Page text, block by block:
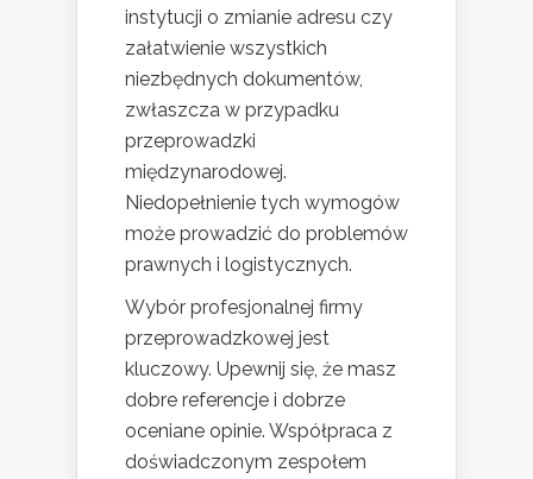
instytucji o zmianie adresu czy
załatwienie wszystkich
niezbędnych dokumentów,
zwłaszcza w przypadku
przeprowadzki
międzynarodowej.
Niedopełnienie tych wymogów
może prowadzić do problemów
prawnych i logistycznych.
Wybór profesjonalnej firmy
przeprowadzkowej jest
kluczowy. Upewnij się, że masz
dobre referencje i dobrze
oceniane opinie. Współpraca z
doświadczonym zespołem